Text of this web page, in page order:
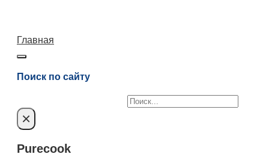
Главная
Поиск по сайту
Поиск
×
Purecook